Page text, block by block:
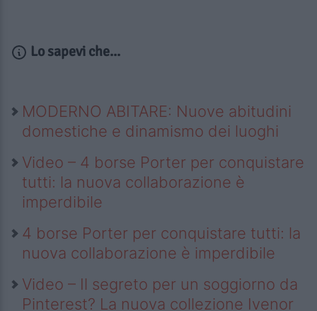
Lo sapevi che...
MODERNO ABITARE: Nuove abitudini
domestiche e dinamismo dei luoghi
Video – 4 borse Porter per conquistare
tutti: la nuova collaborazione è
imperdibile
4 borse Porter per conquistare tutti: la
nuova collaborazione è imperdibile
Video – Il segreto per un soggiorno da
Pinterest? La nuova collezione Ivenor